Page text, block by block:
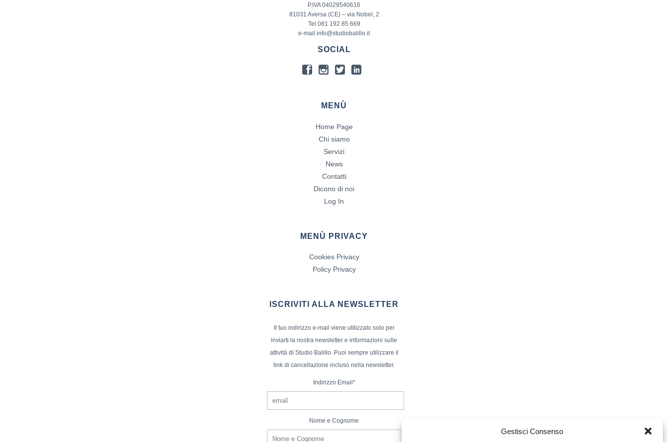
Gestisci Consenso
P.IVA 04029540616
81031 Aversa (CE) – via Nobel, 2
Tel 081 192 85 669
e-mail info@studiobalillo.it
SOCIAL
MENÙ
Home Page
Chi siamo
Servizi
News
Contatti
Dicono di noi
Log In
MENÙ PRIVACY
Cookies Privacy
Policy Privacy
ISCRIVITI ALLA NEWSLETTER
Il tuo indirizzo e-mail viene utilizzato solo per
inviarti la nostra newsletter e informazioni sulle
attività di Studio Balillo. Puoi sempre utilizzare il
link di cancellazione incluso nella newsletter.
Indirizzo Email*
Nome e Cognome